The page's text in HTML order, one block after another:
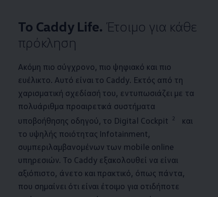
Το Caddy Life. Έτοιμο για κάθε
πρόκληση
Ακόμη πιο σύγχρονο, πιο ψηφιακό και πιο
ευέλικτο. Αυτό είναι το Caddy. Εκτός από τη
χαρισματική σχεδίασή του, εντυπωσιάζει με τα
πολυάριθμα προαιρετικά συστήματα
υποβοήθησης οδηγού, το Digital Cockpit
2
και
το υψηλής ποιότητας Infotainment,
συμπεριλαμβανομένων των mobile online
υπηρεσιών. Το Caddy εξακολουθεί να είναι
αξιόπιστο, άνετο και πρακτικό, όπως πάντα,
που σημαίνει ότι είναι έτοιμο για οτιδήποτε